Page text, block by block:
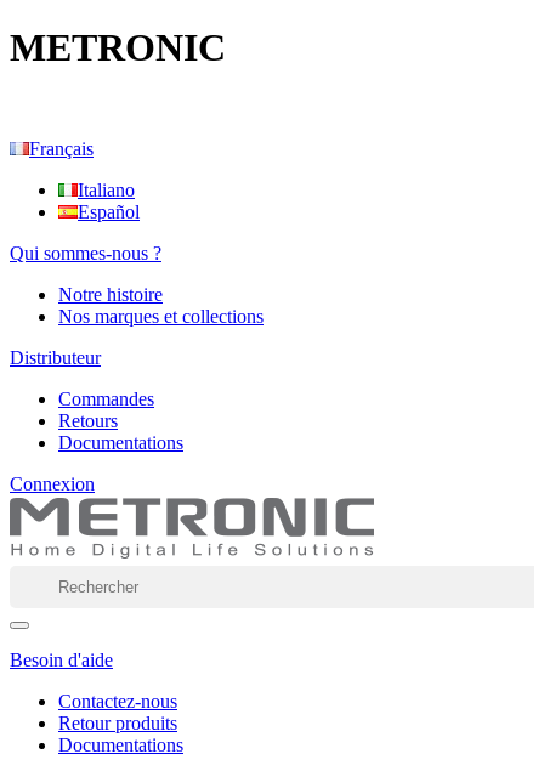
METRONIC
Français
Italiano
Español
Qui sommes-nous ?
Notre histoire
Nos marques et collections
Distributeur
Commandes
Retours
Documentations
Connexion
Besoin d'aide
Contactez-nous
Retour produits
Documentations